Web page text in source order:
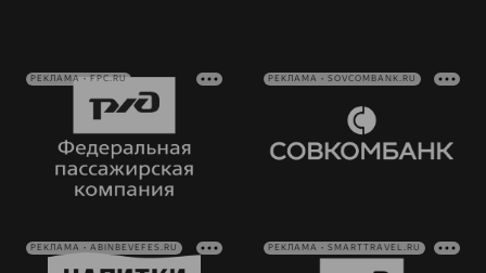
РЕКЛАМА • FPC.RU РЕКЛАМА • SOVCOMBANK.RU
РЕКЛАМА • ABINBEVEFES.RU РЕКЛАМА • SMARTTRAVEL.RU